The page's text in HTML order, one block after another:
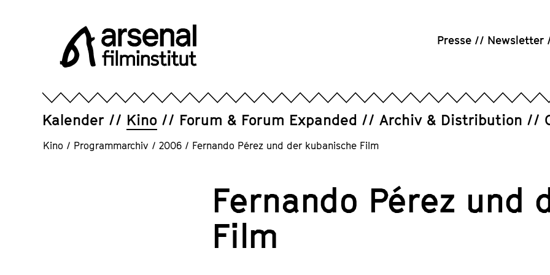
Filminstitut
Presse Newsletter
Kalender Kino Forum & Forum Expanded Archiv & Distribution
Kino / Programmarchiv / 2006 / Fernando Pérez und der kubanische Film
Fernando Pérez und
Film